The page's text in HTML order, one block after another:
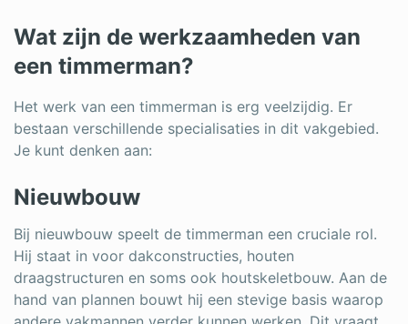
Wat zijn de werkzaamheden van
een timmerman?
Het werk van een timmerman is erg veelzijdig. Er
bestaan verschillende specialisaties in dit vakgebied.
Je kunt denken aan:
Nieuwbouw
Bij nieuwbouw speelt de timmerman een cruciale rol.
Hij staat in voor dakconstructies, houten
draagstructuren en soms ook houtskeletbouw. Aan de
hand van plannen bouwt hij een stevige basis waarop